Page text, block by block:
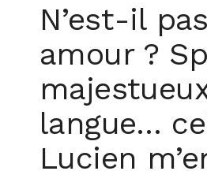
N’est-il
amour ?
langue…
Lucien